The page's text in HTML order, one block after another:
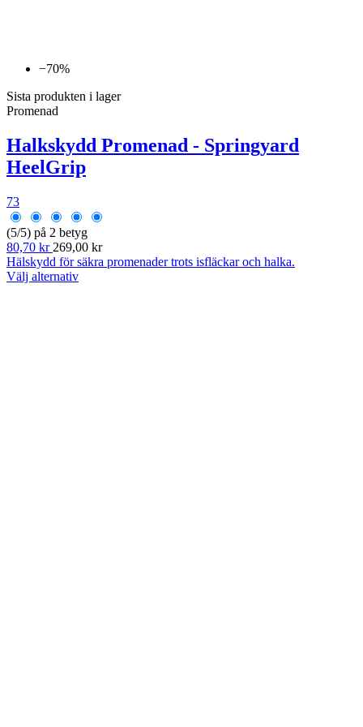
−70%
Sista produkten i lager
Promenad
Halkskydd Promenad - Springyard
HeelGrip
73
(5/5) på 2 betyg
80,70 kr 269,00 kr
Hälskydd för säkra promenader trots isfläckar och halka.
Välj alternativ